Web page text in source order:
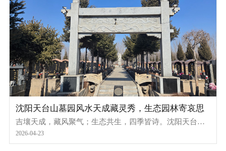
沈阳天台山墓园风水天成藏灵秀，生态园林寄哀思
吉壤天成，藏风聚气；生态共生，四季皆诗。沈阳天台山
墓园深谙传统风水之道，整体坐北朝南，呈藏风聚气之佳
2026-04-23